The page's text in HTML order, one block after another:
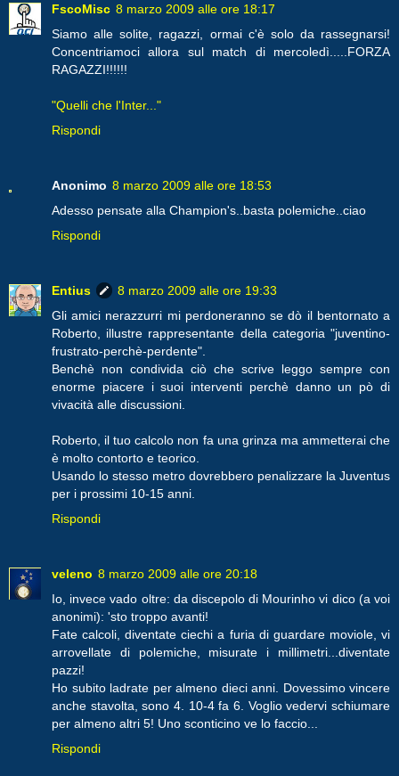
FscoMisc 8 marzo 2009 alle ore 18:17
Siamo alle solite, ragazzi, ormai c'è solo da rassegnarsi!
Concentriamoci allora sul match di mercoledì.....FORZA
RAGAZZI!!!!!!
"Quelli che l'Inter..."
Rispondi
Anonimo 8 marzo 2009 alle ore 18:53
Adesso pensate alla Champion's..basta polemiche..ciao
Rispondi
Entius
8 marzo 2009 alle ore 19:33
Gli amici nerazzurri mi perdoneranno se dò il bentornato a
Roberto, illustre rappresentante della categoria "juventino-
frustrato-perchè-perdente".
Benchè non condivida ciò che scrive leggo sempre con
enorme piacere i suoi interventi perchè danno un pò di
vivacità alle discussioni.
Roberto, il tuo calcolo non fa una grinza ma ammetterai che
è molto contorto e teorico.
Usando lo stesso metro dovrebbero penalizzare la Juventus
per i prossimi 10-15 anni.
Rispondi
veleno 8 marzo 2009 alle ore 20:18
Io, invece vado oltre: da discepolo di Mourinho vi dico (a voi
anonimi): 'sto troppo avanti!
Fate calcoli, diventate ciechi a furia di guardare moviole, vi
arrovellate di polemiche, misurate i millimetri...diventate
pazzi!
Ho subito ladrate per almeno dieci anni. Dovessimo vincere
anche stavolta, sono 4. 10-4 fa 6. Voglio vedervi schiumare
per almeno altri 5! Uno sconticino ve lo faccio...
Rispondi